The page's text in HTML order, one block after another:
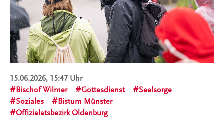
15.06.2026, 15:47 Uhr
Bischof Wilmer
Gottesdienst
Seelsorge
Soziales
Bistum Münster
Offizialatsbezirk Oldenburg